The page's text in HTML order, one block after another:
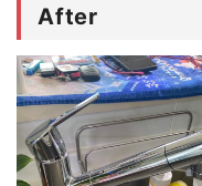
After